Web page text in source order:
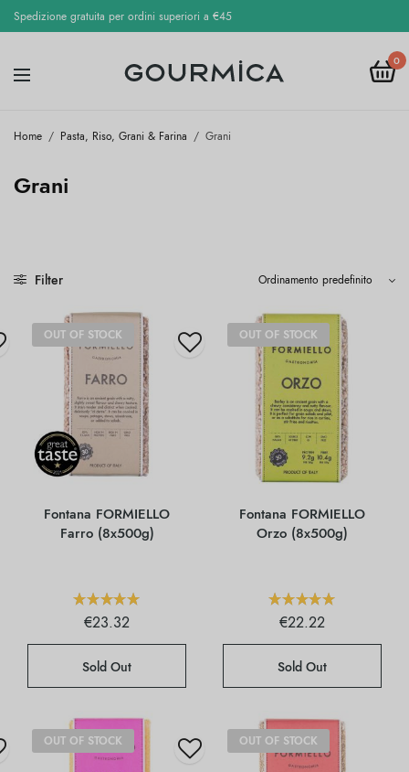
Spedizione gratuita per ordini superiori a €45
0
Home / Pasta, Riso, Grani & Farina / Grani
Grani
Filter
OUT OF STOCK
Fontana FORMIELLO
Farro (8x500g)
€23.32
Sold Out
OUT OF STOCK
Fontana FORMIELLO
Orzo (8x500g)
€22.22
Sold Out
OUT OF STOCK OUT OF STOCK